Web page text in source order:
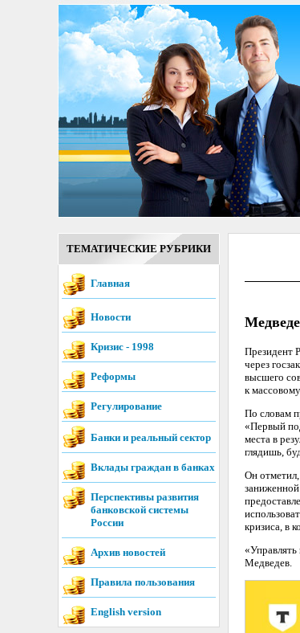
ТЕМАТИЧЕСКИЕ РУБРИКИ
Главная
Новости
Кризис - 1998
Реформы
Регулирование
Банки и реальный сектор
Вклады граждан в банках
Перспективы развития
банковской системы
России
Архив новостей
Правила пользования
English version
Президент
через
высшего
к
По словам
«Первый
места в
глядишь,
Он
кризиса, в
Медведев.